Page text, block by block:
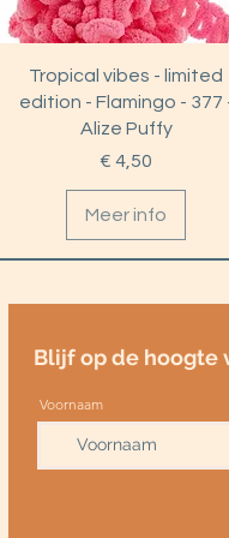
Tropical vibes - limited
edition - Flamingo - 377
Alize Puffy
Prijs
€ 4,50
Meer info
Blijf op de hoogte
Voornaam